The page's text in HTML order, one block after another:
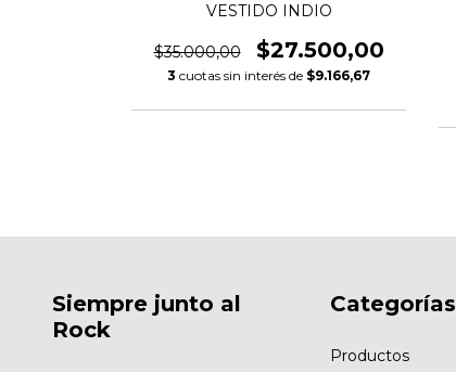
VESTIDO INDIO
$35.000,00 $27.500,00
3 cuotas sin interés de $9.166,67
Siempre junto al
Rock
Categorías
Productos